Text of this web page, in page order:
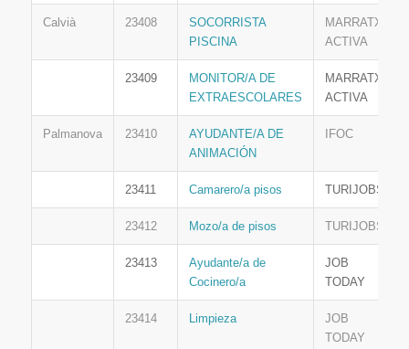
Calvià 23408
SOCORRISTA
PISCINA
MARRATXÍ
ACTIVA
23409
MONITOR/A DE
EXTRAESCOLARES
MARRATXÍ
ACTIVA
Palmanova 23410
AYUDANTE/A DE
ANIMACIÓN
IFOC
23411 Camarero/a pisos TURIJOBS
23412 Mozo/a de pisos TURIJOBS
23413
Ayudante/a de
Cocinero/a
JOB
TODAY
23414 Limpieza
JOB
TODAY